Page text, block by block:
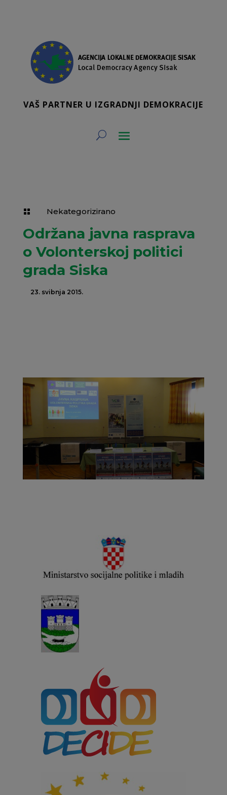
VAŠ PARTNER U IZGRADNJI DEMOKRACIJE
 Nekategorizirano
Održana javna rasprava
o Volonterskoj politici
grada Siska
23. svibnja 2015.